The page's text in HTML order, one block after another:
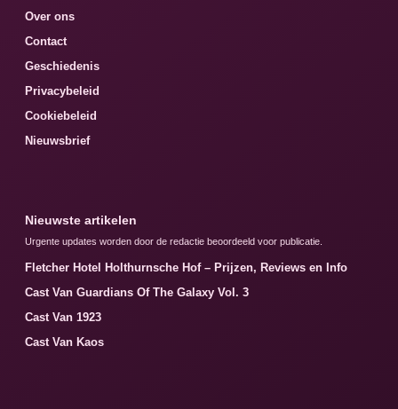
Over ons
Contact
Geschiedenis
Privacybeleid
Cookiebeleid
Nieuwsbrief
Nieuwste artikelen
Urgente updates worden door de redactie beoordeeld voor publicatie.
Fletcher Hotel Holthurnsche Hof – Prijzen, Reviews en Info
Cast Van Guardians Of The Galaxy Vol. 3
Cast Van 1923
Cast Van Kaos